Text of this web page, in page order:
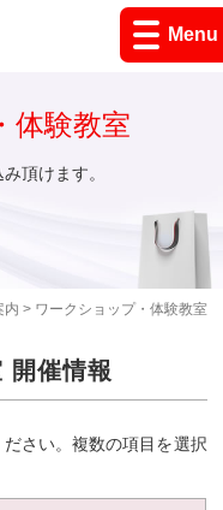
Menu
内 > ワークショップ・体験教室
体験教室
頂けます。
開催情報
さい。複数の項目を選択